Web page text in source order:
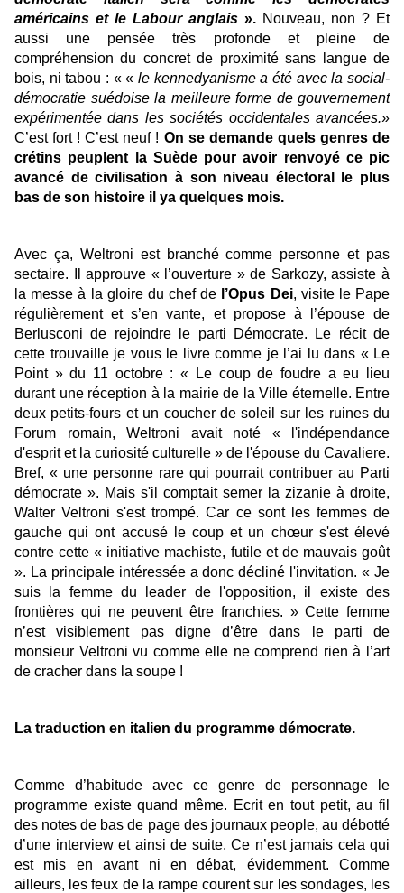
américains et le Labour anglais ». Nouveau, non ? Et
aussi une pensée très profonde et pleine de
compréhension du concret de proximité sans langue de
bois, ni tabou : « « le kennedyanisme a été avec la social-
démocratie suédoise la meilleure forme de gouvernement
expérimentée dans les sociétés occidentales avancées.»
C’est fort ! C’est neuf ! On se demande quels genres de
crétins peuplent la Suède pour avoir renvoyé ce pic
avancé de civilisation à son niveau électoral le plus
bas de son histoire il ya quelques mois.
Avec ça, Weltroni est branché comme personne et pas
sectaire. Il approuve « l’ouverture » de Sarkozy, assiste à
la messe à la gloire du chef de l’Opus Dei, visite le Pape
régulièrement et s’en vante, et propose à l’épouse de
Berlusconi de rejoindre le parti Démocrate. Le récit de
cette trouvaille je vous le livre comme je l’ai lu dans « Le
Point » du 11 octobre : « Le coup de foudre a eu lieu
durant une réception à la mairie de la Ville éternelle. Entre
deux petits-fours et un coucher de soleil sur les ruines du
Forum romain, Weltroni avait noté « l'indépendance
d'esprit et la curiosité culturelle » de l'épouse du Cavaliere.
Bref, « une personne rare qui pourrait contribuer au Parti
démocrate ». Mais s'il comptait semer la zizanie à droite,
Walter Veltroni s'est trompé. Car ce sont les femmes de
gauche qui ont accusé le coup et un chœur s'est élevé
contre cette « initiative machiste, futile et de mauvais goût
». La principale intéressée a donc décliné l'invitation. « Je
suis la femme du leader de l'opposition, il existe des
frontières qui ne peuvent être franchies. » Cette femme
n’est visiblement pas digne d’être dans le parti de
monsieur Veltroni vu comme elle ne comprend rien à l’art
de cracher dans la soupe !
La traduction en italien du programme démocrate.
Comme d’habitude avec ce genre de personnage le
programme existe quand même. Ecrit en tout petit, au fil
des notes de bas de page des journaux people, au débotté
d’une interview et ainsi de suite. Ce n’est jamais cela qui
est mis en avant ni en débat, évidemment. Comme
ailleurs, les feux de la rampe courent sur les sondages, les